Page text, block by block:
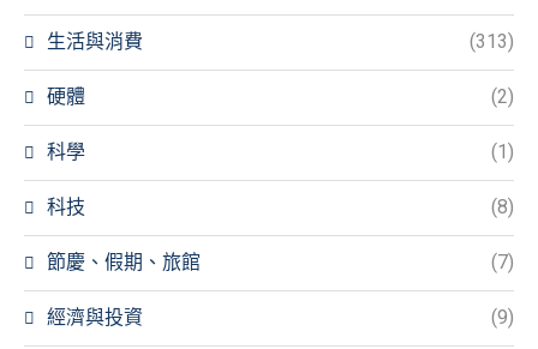
生活與消費 (313)
硬體 (2)
科學 (1)
科技 (8)
節慶、假期、旅館 (7)
經濟與投資 (9)